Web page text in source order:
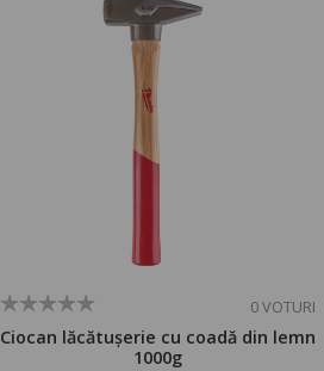
0 VOTURI
Ciocan lăcătușerie cu coadă din lemn
1000g